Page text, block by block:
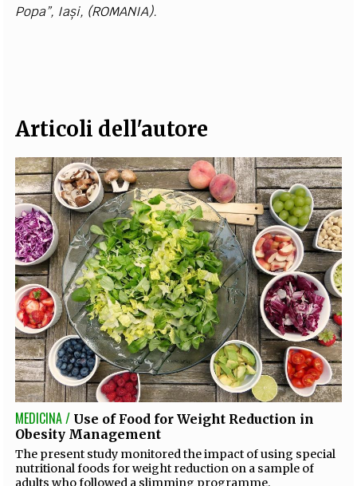
Popa”, Iași, (ROMANIA).
Articoli dell'autore
MEDICINA / Use of Food for Weight Reduction in
Obesity Management
The present study monitored the impact of using special
nutritional foods for weight reduction on a sample of
adults who followed a slimming programme.